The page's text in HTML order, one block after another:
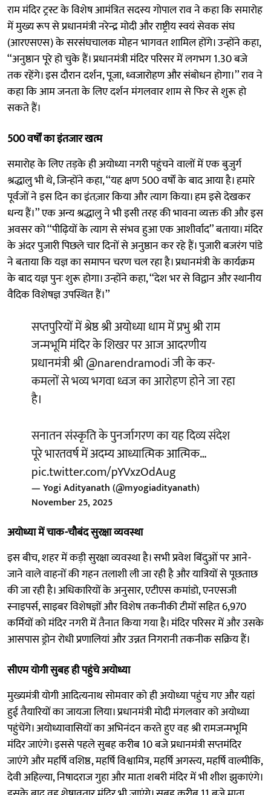
राम मंदिर ट्रस्ट के विशेष आमंत्रित सदस्य गोपाल राव ने कहा कि समारोह
में मुख्य रूप से प्रधानमंत्री नरेन्द्र मोदी और राष्ट्रीय स्वयं सेवक संघ
(आरएसएस) के सरसंघचालक मोहन भागवत शामिल होंगे। उन्होंने कहा,
‘‘अनुष्ठान पूरे हो चुके हैं। प्रधानमंत्री मंदिर परिसर में लगभग 1.30 बजे
तक रहेंगे। इस दौरान दर्शन, पूजा, ध्वजारोहण और संबोधन होगा।’’ राव ने
कहा कि आम जनता के लिए दर्शन मंगलवार शाम से फिर से शुरू हो
सकते हैं।
500 वर्षों का इंतजार खत्म
समारोह के लिए तड़के ही अयोध्या नगरी पहुंचने वालों में एक बुजुर्ग
श्रद्धालु भी थे, जिन्होंने कहा, ‘‘यह क्षण 500 वर्षों के बाद आया है। हमारे
पूर्वजों ने इस दिन का इंतज़ार किया और त्याग किया। हम इसे देखकर
धन्य हैं।’’ एक अन्य श्रद्धालु ने भी इसी तरह की भावना व्यक्त की और इस
अवसर को ‘‘पीढ़ियों के त्याग से संभव हुआ एक आशीर्वाद’’ बताया। मंदिर
के अंदर पुजारी पिछले चार दिनों से अनुष्ठान कर रहे हैं। पुजारी बजरंग पांडे
ने बताया कि यज्ञ का समापन चरण चल रहा है। प्रधानमंत्री के कार्यक्रम
के बाद यज्ञ पुनः शुरू होगा। उन्होंने कहा, ‘‘देश भर से विद्वान और स्थानीय
वैदिक विशेषज्ञ उपस्थित हैं।’’
सप्तपुरियों में श्रेष्ठ श्री अयोध्या धाम में प्रभु श्री राम
जन्मभूमि मंदिर के शिखर पर आज आदरणीय
प्रधानमंत्री श्री@narendramodiजी के कर-
कमलों से भव्य भगवा ध्वज का आरोहण होने जा रहा
है।
सनातन संस्कृति के पुनर्जागरण का यह दिव्य संदेश
पूरे भारतवर्ष में अदम्य आध्यात्मिक आत्मिक…
pic.twitter.com/pYVxzOdAug
— Yogi Adityanath (@myogiadityanath)
November 25, 2025
अयोध्या में चाक-चौबंद सुरक्षा व्यवस्था
इस बीच, शहर में कड़ी सुरक्षा व्यवस्था है। सभी प्रवेश बिंदुओं पर आने-
जाने वाले वाहनों की गहन तलाशी ली जा रही है और यात्रियों से पूछताछ
की जा रही है। अधिकारियों के अनुसार, एटीएस कमांडो, एनएसजी
स्नाइपर्स, साइबर विशेषज्ञों और विशेष तकनीकी टीमों सहित 6,970
कर्मियों को मंदिर नगरी में तैनात किया गया है। मंदिर परिसर में और उसके
आसपास ड्रोन रोधी प्रणालियां और उन्नत निगरानी तकनीक सक्रिय हैं।
सीएम योगी सुबह ही पहुंचे अयोध्या
मुख्यमंत्री योगी आदित्यनाथ सोमवार को ही अयोध्या पहुंच गए और यहां
हुई तैयारियों का जायजा लिया। प्रधानमंत्री मोदी मंगलवार को अयोध्या
पहुंचेंगे। अयोध्यावासियों का अभिनंदन करते हुए वह श्री रामजन्मभूमि
मंदिर जाएंगे। इससे पहले सुबह करीब 10 बजे प्रधानमंत्री सप्तमंदिर
जाएंगे और महर्षि वशिष्ठ, महर्षि विश्वामित्र, महर्षि अगस्त्य, महर्षि वाल्मीकि,
देवी अहिल्या, निषादराज गुहा और माता शबरी मंदिर में भी शीश झुकाएंगे।